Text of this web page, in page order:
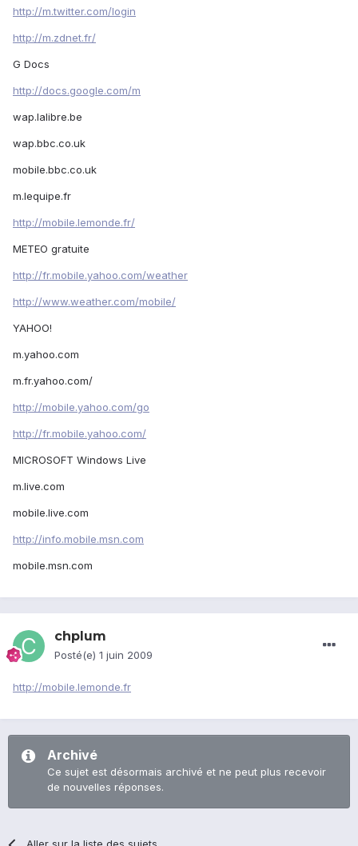
http://m.twitter.com/login
http://m.zdnet.fr/
G Docs
http://docs.google.com/m
wap.lalibre.be
wap.bbc.co.uk
mobile.bbc.co.uk
m.lequipe.fr
http://mobile.lemonde.fr/
METEO gratuite
http://fr.mobile.yahoo.com/weather
http://www.weather.com/mobile/
YAHOO!
m.yahoo.com
m.fr.yahoo.com/
http://mobile.yahoo.com/go
http://fr.mobile.yahoo.com/
MICROSOFT Windows Live
m.live.com
mobile.live.com
http://info.mobile.msn.com
mobile.msn.com
chplum
Posté(e) 1 juin 2009
http://mobile.lemonde.fr
Archivé
Ce sujet est désormais archivé et ne peut plus recevoir
de nouvelles réponses.